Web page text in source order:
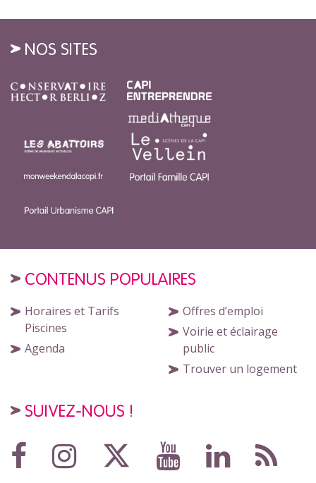
NOS SITES
CONTENUS POPULAIRES
Horaires et Tarifs
Piscines
Agenda
Offres d’emploi
Voirie et éclairage
public
Trouver un logement
SUIVEZ-NOUS !